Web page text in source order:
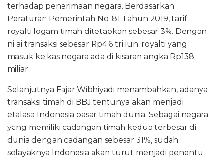
terhadap penerimaan negara. Berdasarkan
Peraturan Pemerintah No. 81 Tahun 2019, tarif
royalti logam timah ditetapkan sebesar 3%. Dengan
nilai transaksi sebesar Rp4,6 triliun, royalti yang
masuk ke kas negara ada di kisaran angka Rp138
miliar.
Selanjutnya Fajar Wibhiyadi menambahkan, adanya
transaksi timah di BBJ tentunya akan menjadi
etalase Indonesia pasar timah dunia. Sebagai negara
yang memiliki cadangan timah kedua terbesar di
dunia dengan cadangan sebesar 31%, sudah
selayaknya Indonesia akan turut menjadi penentu